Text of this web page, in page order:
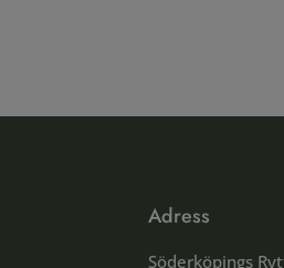
Adress
Söderköpings